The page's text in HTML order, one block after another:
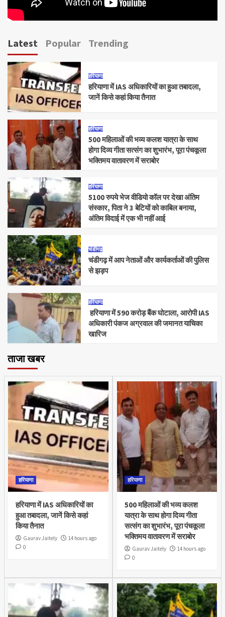
Latest Popular Trending
हरियाणा
हरियाणा में IAS अधिकारियों का हुआ तबादला,
जानें किसे कहां किया तैनात
हरियाणा
500 महिलाओं की भव्य कलश यात्रा के साथ
होगा दिव्य गीता सत्संग का शुभारंभ, पूरा पंचकूला
भक्तिमय वातावरण में सराबोर
हरियाणा
5100 रुपये भेज वीडियो कॉल पर देखा अंतिम
संस्कार, पिता ने 3 बेटियों को काबिल बनाया,
अंतिम विदाई में एक भी नहीं आई
चंडीगढ़
चंडीगढ़ में आप नेताओं और कार्यकर्ताओं की पुलिस
से झड़प
हरियाणा
हरियाणा में 590 करोड़ बैंक घोटाला, आरोपी IAS
अधिकारी पंकज अग्रवाल की जमानत याचिका
खारिज
ताजा खबर
हरियाणा
हरियाणा में IAS अधिकारियों का
हुआ तबादला, जानें किसे कहां
किया तैनात
Gaurav Jaitely
14 hours ago
0
हरियाणा
500 महिलाओं की भव्य कलश
यात्रा के साथ होगा दिव्य गीता
सत्संग का शुभारंभ, पूरा पंचकूला
भक्तिमय वातावरण में सराबोर
Gaurav Jaitely
14 hours ago
0